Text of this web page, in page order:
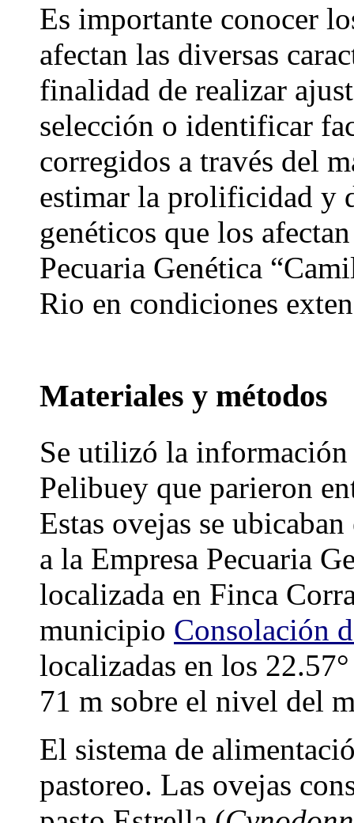
Es importante conocer
afectan las diversas
finalidad de realizar
selección o identificar
corregidos a través del
estimar la prolificidad y
genéticos que los
Pecuaria Genética
Rio en condiciones
Materiales y métodos
Se utilizó la
Pelibuey que parieron
Estas ovejas se
a la Empresa Pecuaria
localizada en Finca
municipio Consolación
localizadas en los
71 m sobre el nivel del
El sistema de
pastoreo. Las ovejas